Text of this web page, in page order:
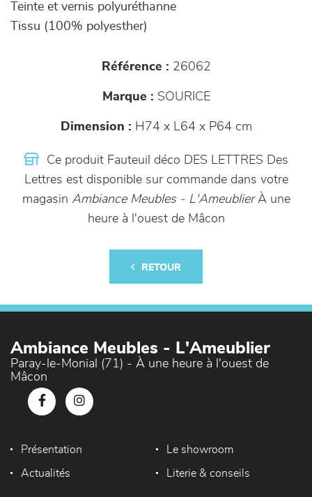
Teinte et vernis polyuréthanne
Tissu (100% polyesther)
Référence : 26062
Marque : SOURICE
Dimension : H74 x L64 x P64 cm
Ce produit Fauteuil déco DES LETTRES Des
Lettres est disponible sur commande dans votre
magasin Ambiance Meubles - L'AmeublierÀ une
heure à l'ouest de Mâcon
RETOUR
Ambiance Meubles - L'Ameublier
Paray-le-Monial (71) - À une heure à l'ouest de
Mâcon
Présentation Le showroom
Actualités Literie & conseils